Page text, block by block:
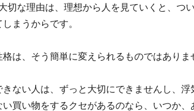
切な理由は、理想から人を見ていくと、つ
まうからです。
は、そう簡単に変えられるものではありま
ない人は、ずっと大切にできませんし、
い買い物をするクセがあるのなら、いつか